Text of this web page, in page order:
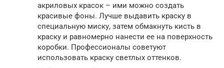
акриловых красок – ими можно создать
красивые фоны. Лучше выдавить краску в
специальную миску, затем обмакнуть кисть в
краску и равномерно нанести ее на поверхность
коробки. Профессионалы советуют
использовать краску светлых оттенков.